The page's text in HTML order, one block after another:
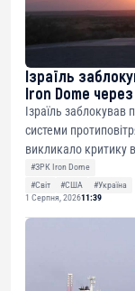
Ізраїль
Iron Dome
Ізраїль заблокував
системи
викликало критику
#ЗРК Iron Dome
#Світ
#США
#Україна
1 Серпня, 202611:39